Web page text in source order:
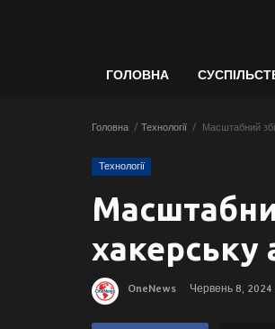
ГОЛОВНА
Головна Технології Масштабний
Технології
хакерську
OneNews Червень 8, 2024